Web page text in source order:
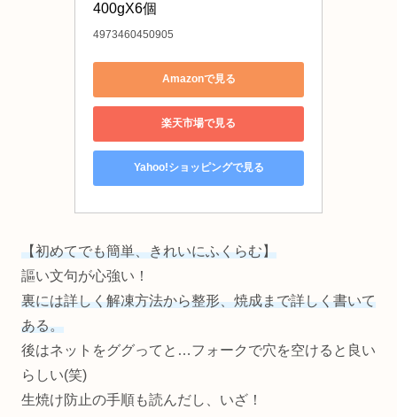
400gX6個
4973460450905
Amazonで見る
楽天市場で見る
Yahoo!ショッピングで見る
【初めてでも簡単、きれいにふくらむ】
謳い文句が心強い！
裏には詳しく解凍方法から整形、焼成まで詳しく書いて
ある。
後はネットをググってと…フォークで穴を空けると良い
らしい(笑)
生焼け防止の手順も読んだし、いざ！